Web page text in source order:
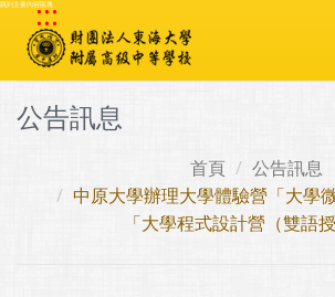
跳到主要內容區塊
:::
公告訊息
首頁
公告訊息
中原大學辦理大學體驗營「大學
「大學程式設計營（雙語